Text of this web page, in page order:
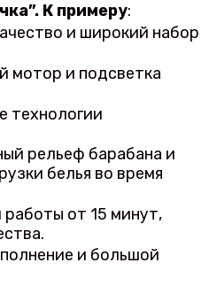
К примеру:
и широкий набор
мотор и подсветка
технологии
рельеф барабана и
белья во время
от 15 минут,
и большой